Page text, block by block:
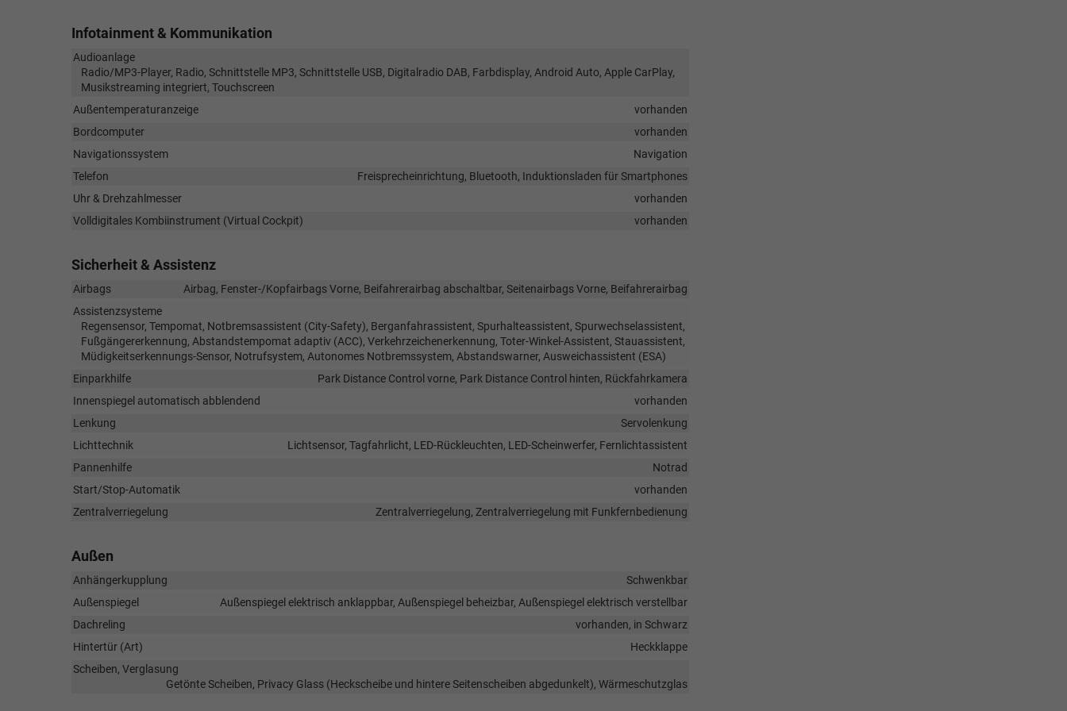
Infotainment & Kommunikation
Audioanlage
Radio/MP3-Player, Radio, Schnittstelle MP3, Schnittstelle USB, Digitalradio DAB, Farbdisplay, Android Auto, Apple CarPlay,
Musikstreaming integriert, Touchscreen
Außentemperaturanzeige
vorhanden
Bordcomputer
vorhanden
Navigationssystem
Navigation
Telefon
Freisprecheinrichtung, Bluetooth, Induktionsladen für Smartphones
Uhr & Drehzahlmesser
vorhanden
Volldigitales Kombiinstrument (Virtual Cockpit)
vorhanden
Sicherheit & Assistenz
Airbags
Airbag, Fenster-/Kopfairbags Vorne, Beifahrerairbag abschaltbar, Seitenairbags Vorne, Beifahrerairbag
Assistenzsysteme
Regensensor, Tempomat, Notbremsassistent (City-Safety), Berganfahrassistent, Spurhalteassistent, Spurwechselassistent,
Fußgängererkennung, Abstandstempomat adaptiv (ACC), Verkehrzeichenerkennung, Toter-Winkel-Assistent, Stauassistent,
Müdigkeitserkennungs-Sensor, Notrufsystem, Autonomes Notbremssystem, Abstandswarner, Ausweichassistent (ESA)
Einparkhilfe
Park Distance Control vorne, Park Distance Control hinten, Rückfahrkamera
Innenspiegel automatisch abblendend
vorhanden
Lenkung
Servolenkung
Lichttechnik
Lichtsensor, Tagfahrlicht, LED-Rückleuchten, LED-Scheinwerfer, Fernlichtassistent
Pannenhilfe
Notrad
Start/Stop-Automatik
vorhanden
Zentralverriegelung
Zentralverriegelung, Zentralverriegelung mit Funkfernbedienung
Außen
Anhängerkupplung
Schwenkbar
Außenspiegel
Außenspiegel elektrisch anklappbar, Außenspiegel beheizbar, Außenspiegel elektrisch verstellbar
Dachreling
vorhanden, in Schwarz
Hintertür (Art)
Heckklappe
Scheiben, Verglasung
Getönte Scheiben, Privacy Glass (Heckscheibe und hintere Seitenscheiben abgedunkelt), Wärmeschutzglas